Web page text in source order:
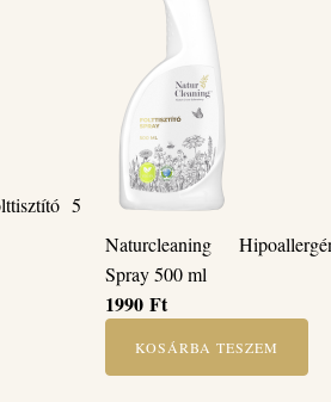
5
Naturcleaning
Spray 500 ml
1990 Ft
KOSÁRBA TESZEM